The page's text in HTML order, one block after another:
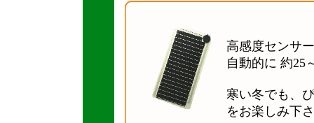
高感度センサ
自動的に 約25
寒い冬でも、
をお楽しみ下